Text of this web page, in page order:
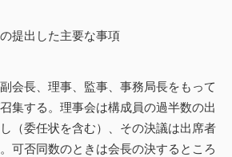
提出した主要な事項
会長、理事、監事、事務局長をもって
集する。理事会は構成員の過半数の出
（委任状を含む）、その決議は出席者
可否同数のときは会長の決するところ